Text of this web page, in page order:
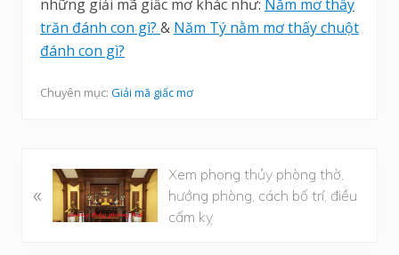
những giải mã giấc mơ khác như: Nằm mơ thấy
trăn đánh con gì? & Năm Tý nằm mơ thấy chuột
đánh con gì?
Chuyên mục: Giải mã giấc mơ
à
«
Xem phong thủy phòng thờ,
hướng phòng, cách bố trí, điều
cấm kỵ